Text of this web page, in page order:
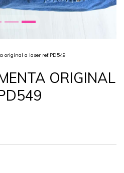
original a laser ref;PD549
ORIGINAL